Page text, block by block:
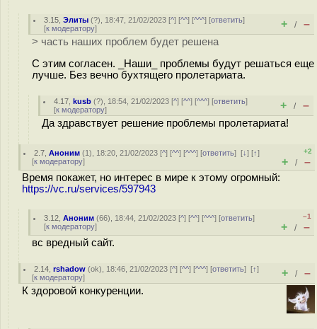
3.15 ,Элиты (?), 18:47, 21/02/2023 [^] [^^] [^^^] [ответить]
[к модератору] + / –
> часть наших проблем будет решена
С этим согласен. _Наши_ проблемы будут решаться еще
лучше. Без вечно бухтящего пролетариата.
4.17 ,kusb (?), 18:54, 21/02/2023 [^] [^^] [^^^] [ответить]
[к модератору] + / –
Да здравствует решение проблемы пролетариата!
2.7 ,Аноним (1), 18:20, 21/02/2023 [^] [^^] [^^^] [ответить][↓] [↑]
[к модератору]
+2
+ / –
Время покажет, но интерес в мире к этому огромный:
https://vc.ru/services/597943
3.12 ,Аноним (66), 18:44, 21/02/2023 [^] [^^] [^^^] [ответить]
[к модератору]
–1
+ / –
вс вредный сайт.
2.14 ,rshadow (ok), 18:46, 21/02/2023 [^] [^^] [^^^] [ответить][↑]
[к модератору] + / –
К здоровой конкуренции.